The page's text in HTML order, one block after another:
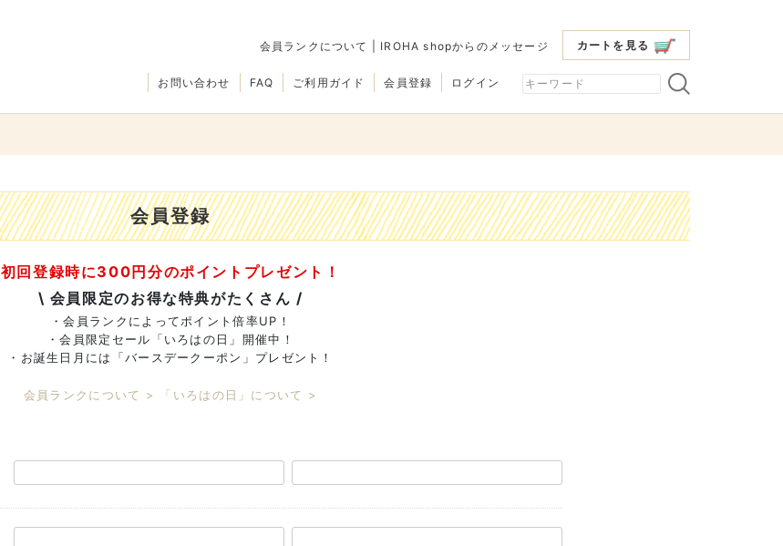
カートを見る
会員ランクについて IROHA shopからのメッセージ
会員登録 ログイン
ご利用ガイド
FAQ
お問い合わせ
会員登録
初回登録時に300円分のポイントプレゼント！
\ 会員限定のお得な特典がたくさん /
・会員ランクによってポイント倍率UP！
・会員限定セール「いろはの日」開催中！
・お誕生日月には「バースデークーポン」プレゼント！
会員ランクについて > 「いろはの日」について >